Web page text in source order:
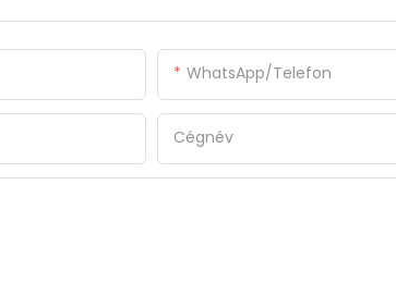
WhatsApp/Telefon
Cégnév